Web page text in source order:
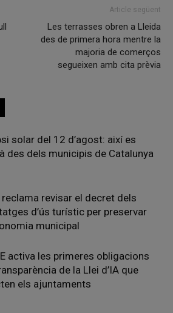
Article següent
Les terrasses obren a Lleida
des de primera hora mentre la
majoria de comerços
segueixen amb cita prèvia
solar del 12 d’agost: així es
des dels municipis de Catalunya
reclama revisar el decret dels
d’ús turístic per preservar
municipal
activa les primeres obligacions
de la Llei d’IA que
els ajuntaments